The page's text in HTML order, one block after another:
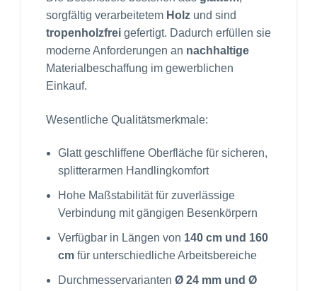
sorgfältig verarbeitetem Holz und sind
tropenholzfrei gefertigt. Dadurch erfüllen sie
moderne Anforderungen an nachhaltige
Materialbeschaffung im gewerblichen
Einkauf.
Wesentliche Qualitätsmerkmale:
Glatt geschliffene Oberfläche für sicheren,
splitterarmen Handlingkomfort
Hohe Maßstabilität für zuverlässige
Verbindung mit gängigen Besenkörpern
Verfügbar in Längen von 140 cm und 160
cm für unterschiedliche Arbeitsbereiche
Durchmesservarianten Ø 24 mm und Ø